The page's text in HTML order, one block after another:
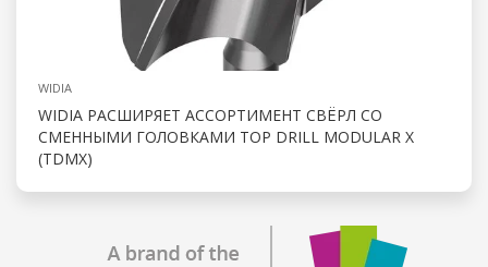
WIDIA
WIDIA РАСШИРЯЕТ АССОРТИМЕНТ СВЁРЛ СО
СМЕННЫМИ ГОЛОВКАМИ TOP DRILL MODULAR X
(TDMX)